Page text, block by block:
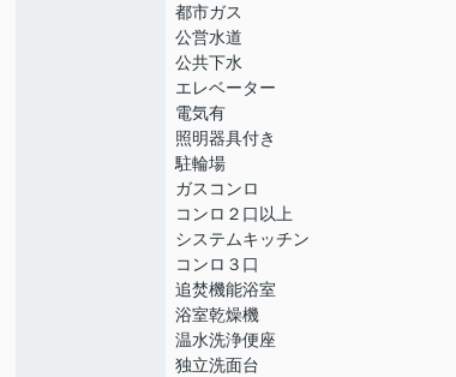
都市ガス
公営水道
公共下水
エレベーター
電気有
照明器具付き
駐輪場
ガスコンロ
コンロ２口以上
システムキッチン
コンロ３口
追焚機能浴室
浴室乾燥機
温水洗浄便座
独立洗面台